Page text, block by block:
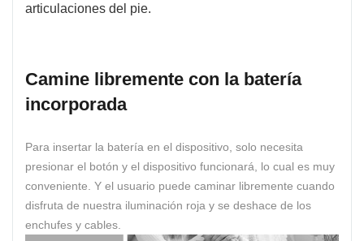
articulaciones del pie.
Camine libremente con la batería
incorporada
Para insertar la batería en el dispositivo, solo necesita
presionar el botón y el dispositivo funcionará, lo cual es muy
conveniente. Y el usuario puede caminar libremente cuando
disfruta de nuestra iluminación roja y se deshace de los
enchufes y cables.